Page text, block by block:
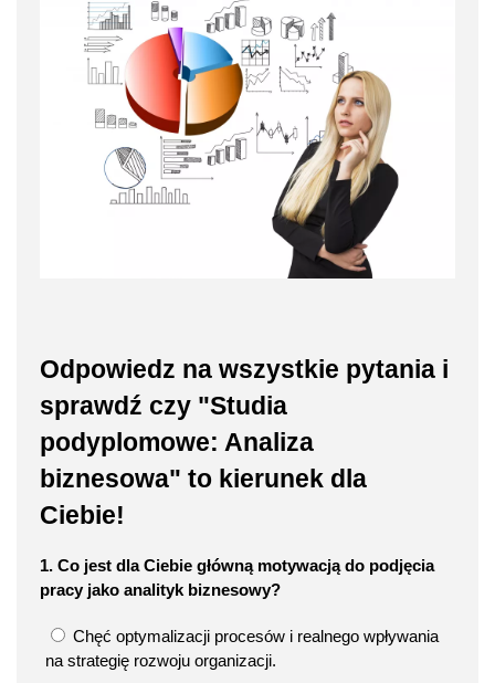
Odpowiedz na wszystkie pytania i
sprawdź czy "Studia
podyplomowe: Analiza
biznesowa" to kierunek dla
Ciebie!
1. Co jest dla Ciebie główną motywacją do podjęcia
pracy jako analityk biznesowy?
Chęć optymalizacji procesów i realnego wpływania
na strategię rozwoju organizacji.